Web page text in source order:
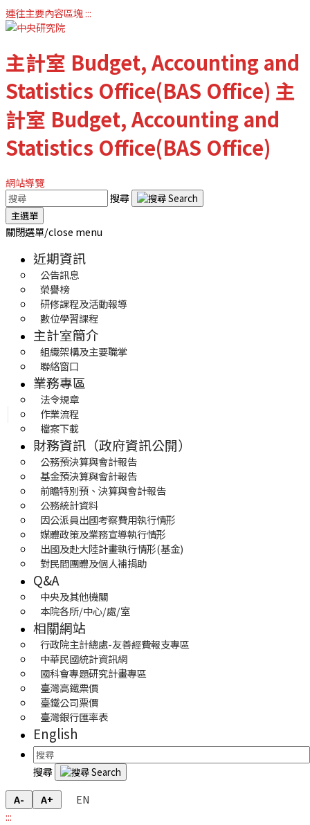
連往主要內容區塊:::
主計室 Budget, Accounting and
Statistics Office(BAS Office) 主
計室 Budget, Accounting and
Statistics Office(BAS Office)
網站導覽
搜尋
主選單
關閉選單/close menu
近期資訊
公告訊息
榮譽榜
研修課程及活動報導
數位學習課程
主計室簡介
組織架構及主要職掌
聯絡窗口
業務專區
法令規章
作業流程
檔案下載
財務資訊（政府資訊公開）
公務預決算與會計報告
基金預決算與會計報告
前瞻特別預、決算與會計報告
公務統計資料
因公派員出國考察費用執行情形
媒體政策及業務宣導執行情形
出國及赴大陸計畫執行情形(基金)
對民間團體及個人補捐助
Q&A
中央及其他機關
本院各所/中心/處/室
相關網站
行政院主計總處-友善經費報支專區
中華民國統計資訊網
國科會專題研究計畫專區
臺灣高鐵票價
臺鐵公司票價
臺灣銀行匯率表
English
搜尋
A- A+
EN
:::